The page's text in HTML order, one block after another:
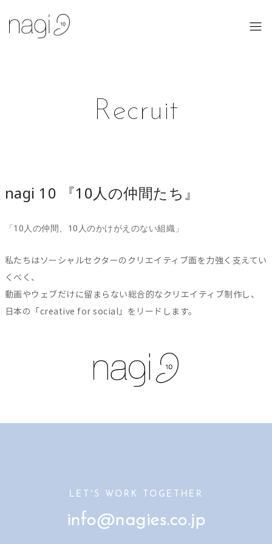
Recruit
nagi 10 『10人の仲間たち』
「10人の仲間、10人のかけがえのない組織」
私たちはソーシャルセクターのクリエイティブ面を力強く支えてい
くべく、
動画やウェブだけに留まらない総合的なクリエイティブ制作し、
日本の「creative for social」をリードします。
LET'S WORK TOGETHER
info@nagies.co.jp